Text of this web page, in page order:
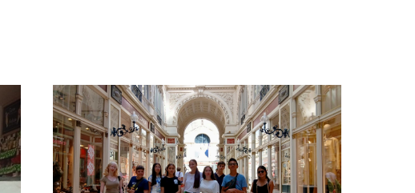
una herramienta capaz de generar
aprendizaje, eliminar barreras y fomentar la
igualdad de oportunidades.